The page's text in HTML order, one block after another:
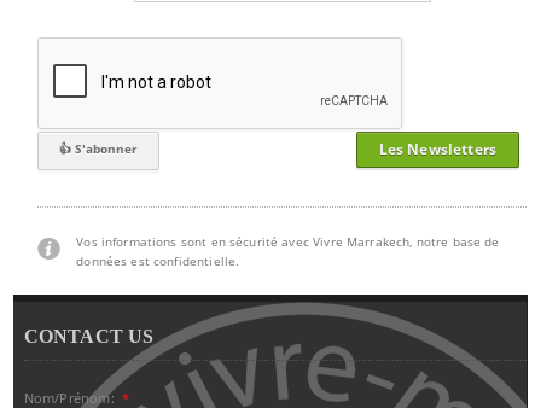
Les Newsletters
Vos informations sont en sécurité avec Vivre Marrakech, notre base de
données est confidentielle.
CONTACT US
Nom/Prénom: *